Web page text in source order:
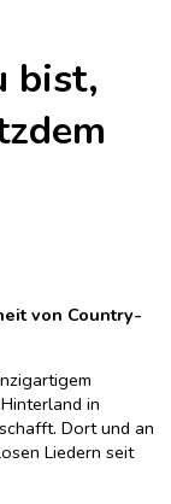
bist,
von Country-
in
Dort und an
Liedern seit